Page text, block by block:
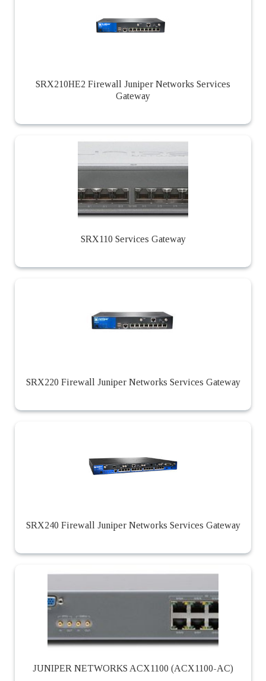
SRX210HE2 Firewall Juniper Networks Services
Gateway
SRX110 Services Gateway
SRX220 Firewall Juniper Networks Services Gateway
SRX240 Firewall Juniper Networks Services Gateway
JUNIPER NETWORKS ACX1100 (ACX1100-AC)